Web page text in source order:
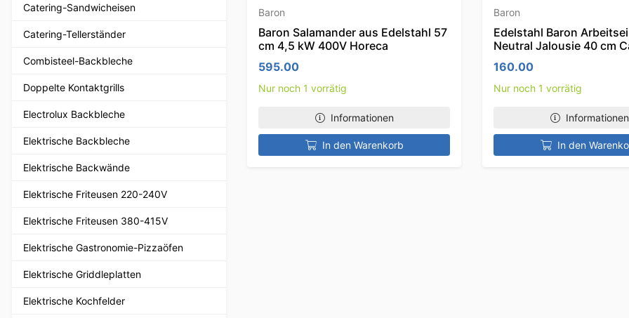
Catering-Sandwicheisen
Catering-Tellerständer
Combisteel-Backbleche
Doppelte Kontaktgrills
Electrolux Backbleche
Elektrische Backbleche
Elektrische Backwände
Elektrische Friteusen 220-240V
Elektrische Friteusen 380-415V
Elektrische Gastronomie-Pizzaöfen
Elektrische Griddleplatten
Elektrische Kochfelder
Baron
Baron Salamander aus Edelstahl 57
cm 4,5 kW 400V Horeca
595.00
Nur noch 1 vorrätig
Informationen
In den Warenkorb
Baron
Edelstahl Baron
Neutral Jalousie 40 cm
160.00
Nur noch 1 vorrätig
Informationen
In den